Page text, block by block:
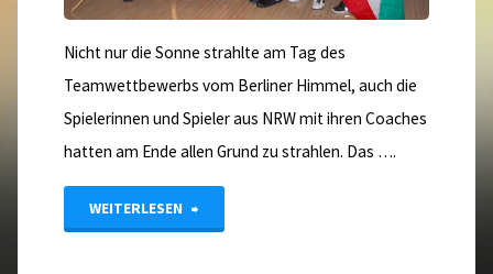
Nicht nur die Sonne strahlte am Tag des
Teamwettbewerbs vom Berliner Himmel, auch die
Spielerinnen und Spieler aus NRW mit ihren Coaches
hatten am Ende allen Grund zu strahlen. Das ….
WEITERLESEN "Goldrausch